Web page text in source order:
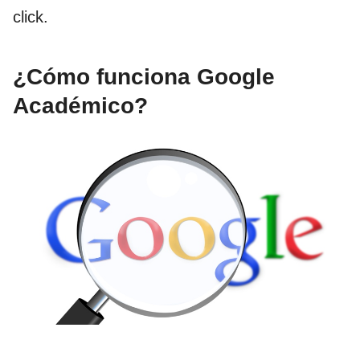
click.
¿Cómo funciona Google
Académico?